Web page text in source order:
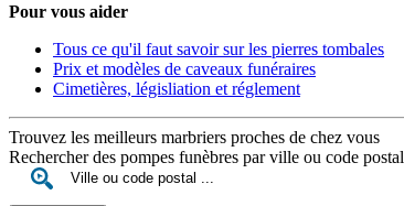
Pour vous aider
Tous ce qu'il faut savoir sur les pierres tombales
Prix et modèles de caveaux funéraires
Cimetières, législiation et réglement
Trouvez les meilleurs marbriers proches de chez vous
Rechercher des pompes funèbres par ville ou code postal